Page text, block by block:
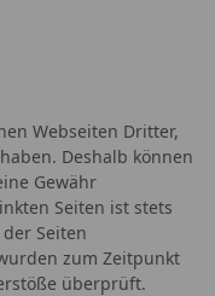
Webseiten Dritter,
Deshalb können
Gewähr
Seiten ist stets
Seiten
zum Zeitpunkt
überprüft.